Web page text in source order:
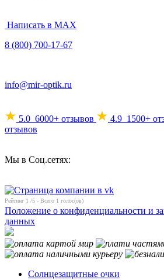
Написать в MAX
8 (800) 700-17-67
info@mir-optik.ru
5.0 6000+ отзывов 4.9 1500+
отзывов
Мы в Соц.сетях:
Рейтинг 1 /5 - Всего 1 голос(ов)
Положение о конфиденциальности и
данных
Солнцезащитные очки